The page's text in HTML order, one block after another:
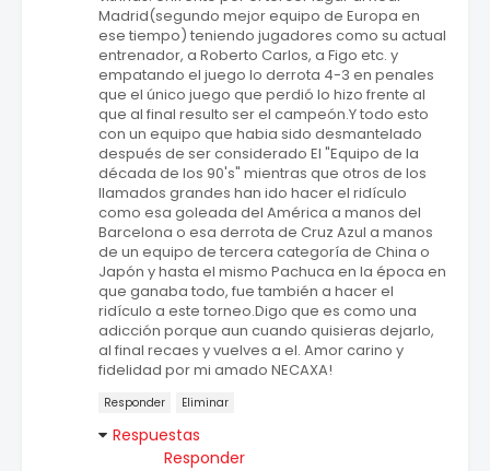
Madrid(segundo mejor equipo de Europa en
ese tiempo) teniendo jugadores como su actual
entrenador, a Roberto Carlos, a Figo etc. y
empatando el juego lo derrota 4-3 en penales
que el único juego que perdió lo hizo frente al
que al final resulto ser el campeón.Y todo esto
con un equipo que habia sido desmantelado
después de ser considerado El "Equipo de la
década de los 90's" mientras que otros de los
llamados grandes han ido hacer el ridículo
como esa goleada del América a manos del
Barcelona o esa derrota de Cruz Azul a manos
de un equipo de tercera categoría de China o
Japón y hasta el mismo Pachuca en la época en
que ganaba todo, fue también a hacer el
ridículo a este torneo.Digo que es como una
adicción porque aun cuando quisieras dejarlo,
al final recaes y vuelves a el. Amor carino y
fidelidad por mi amado NECAXA!
Responder Eliminar
Respuestas
Responder